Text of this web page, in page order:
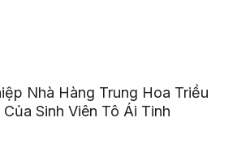
Nhà Hàng Trung Hoa Triều
Sinh Viên Tô Ái Tinh